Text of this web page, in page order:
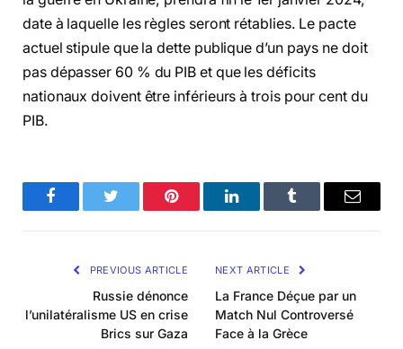
date à laquelle les règles seront rétablies. Le pacte
actuel stipule que la dette publique d’un pays ne doit
pas dépasser 60 % du PIB et que les déficits
nationaux doivent être inférieurs à trois pour cent du
PIB.
FacebookTwitter Pinterest LinkedInTumblr Email
PREVIOUS ARTICLE
Russie dénonce
l’unilatéralisme US en crise
Brics sur Gaza
NEXT ARTICLE
La France Déçue par un
Match Nul Controversé
Face à la Grèce